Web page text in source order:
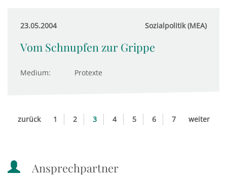
23.05.2004 Sozialpolitik (MEA)
Vom Schnupfen zur Grippe
Medium: Protexte
zurück 1 2 3 4 5 6 7 weiter
Ansprechpartner